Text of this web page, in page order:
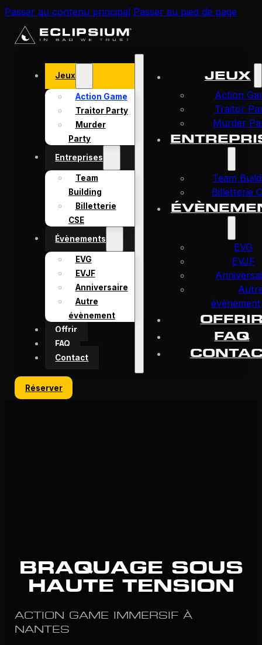
Passer au contenu principal Passer au pied de page
Jeux
Action Game
Traitor Party
Murder
Party
Entreprises
Team
Building
Billetterie
CSE
Évènements
EVG
EVJF
Anniversaire
Autre
évènement
Offrir
FAQ
Contact
JEUX
Action
Traitor
Murder
Team
Billetterie
EVG
EVJF
évènement
FAQ
Réserver
BRAQUAGE SOUS
HAUTE TENSION
ACTION GAME IMMERSIF À
NANTES